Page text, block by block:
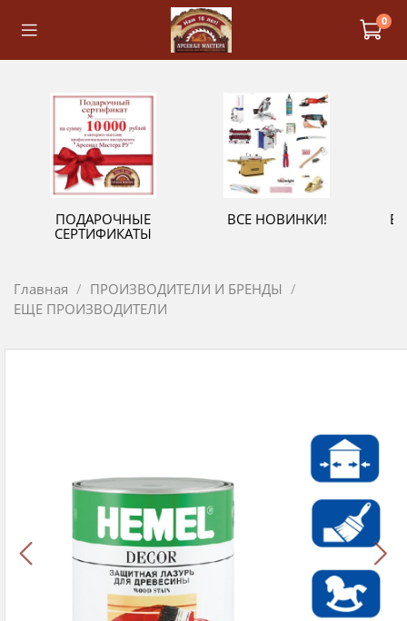
0
ПОДАРОЧНЫЕ
СЕРТИФИКАТЫ
ВСЕ НОВИНКИ!
Главная
ПРОИЗВОДИТЕЛИ И БРЕНДЫ
ЕЩЕ ПРОИЗВОДИТЕЛИ